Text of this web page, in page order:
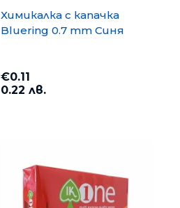
Химикалка с капачка
Bluering 0.7 mm Синя
€0.11
0.22 лв.